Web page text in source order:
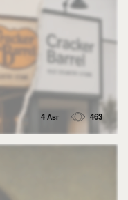
4 Авг 463